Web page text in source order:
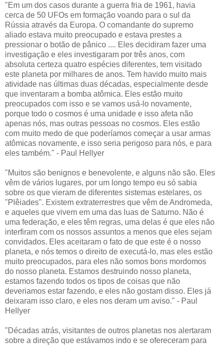
"Em um dos casos durante a guerra fria de 1961, havia
cerca de 50 UFOs em formação voando para o sul da
Rússia através da Europa. O comandante do supremo
aliado estava muito preocupado e estava prestes a
pressionar o botão de pânico .... Eles decidiram fazer uma
investigação e eles investigaram por três anos, com
absoluta certeza quatro espécies diferentes, tem visitado
este planeta por milhares de anos. Tem havido muito mais
atividade nas últimas duas décadas, especialmente desde
que inventaram a bomba atômica. Eles estão muito
preocupados com isso e se vamos usá-lo novamente,
porque todo o cosmos é uma unidade e isso afeta não
apenas nós, mas outras pessoas no cosmos. Eles estão
com muito medo de que poderíamos começar a usar armas
atômicas novamente, e isso seria perigoso para nós, e para
eles também." - Paul Hellyer
"Muitos são benignos e benevolente, e alguns não são. Eles
vêm de vários lugares, por um longo tempo eu só sabia
sobre os que vieram de diferentes sistemas estelares, os
"Plêiades". Existem extraterrestres que vêm de Andromeda,
e aqueles que vivem em uma das luas de Saturno. Não é
uma federação, e eles têm regras, uma delas é que eles não
interfiram com os nossos assuntos a menos que eles sejam
convidados. Eles aceitaram o fato de que este é o nosso
planeta, e nós temos o direito de executá-lo, mas eles estão
muito preocupados, para eles não somos bons mordomos
do nosso planeta. Estamos destruindo nosso planeta,
estamos fazendo todos os tipos de coisas que não
deveriamos estar fazendo, e eles não gostam disso. Eles já
deixaram isso claro, e eles nos deram um aviso." - Paul
Hellyer
"Décadas atrás, visitantes de outros planetas nos alertaram
sobre a direção que estávamos indo e se ofereceram para